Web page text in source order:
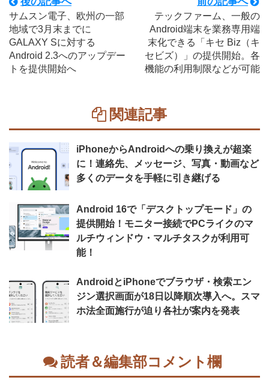
サムスン電子、欧州の一部
地域で3月末までに
GALAXY Sに対する
Android 2.3へのアップデー
トを提供開始へ
テックファーム、一般の
Android端末を業務専用端
末化できる「キセ Biz（キ
セビズ）」の提供開始。各
機能の利用制限などが可能
関連記事
iPhoneからAndroidへの乗り換えが超楽
に！連絡先、メッセージ、写真・動画など
多くのデータを手軽に引き継げる
Android 16で「デスクトップモード」の
提供開始！モニター接続でPCライクのマ
ルチウィンドウ・マルチタスクが利用可
能！
AndroidとiPhoneでブラウザ・検索エン
ジン選択画面が18日以降順次導入へ。スマ
ホ法全面施行が迫り各社が案内を発表
読者＆編集部コメント欄